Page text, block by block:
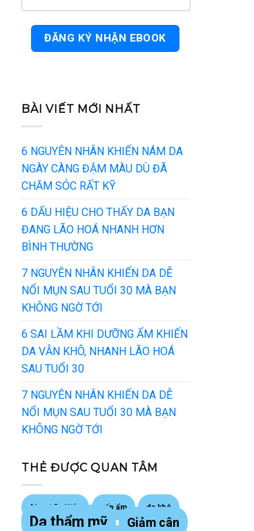
BÀI VIẾT MỚI NHẤT
6 NGUYÊN NHÂN KHIẾN NÁM DA
NGÀY CÀNG ĐẬM MÀU DÙ ĐÃ
CHĂM SÓC RẤT KỸ
6 DẤU HIỆU CHO THẤY DA BẠN
ĐANG LÃO HOÁ NHANH HƠN
BÌNH THƯỜNG
7 NGUYÊN NHÂN KHIẾN DA DỄ
NỔI MỤN SAU TUỔI 30 MÀ BẠN
KHÔNG NGỜ TỚI
6 SAI LẦM KHI DƯỠNG ẨM KHIẾN
DA VẪN KHÔ, NHANH LÃO HOÁ
SAU TUỔI 30
7 NGUYÊN NHÂN KHIẾN DA DỄ
NỔI MỤN SAU TUỔI 30 MÀ BẠN
KHÔNG NGỜ TỚI
THẺ ĐƯỢC QUAN TÂM
About Dr Hiếu cấp ẩm da khô
Da thẩm mỹ Giảm cân